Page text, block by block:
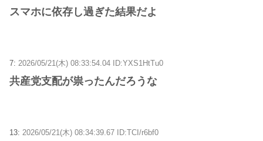
スマホに依存し過ぎた結果だよ
7: 2026/05/21(木) 08:33:54.04 ID:YXS1HtTu0
共産党支配が祟ったんだろうな
13: 2026/05/21(木) 08:34:39.67 ID:TCI/r6bf0